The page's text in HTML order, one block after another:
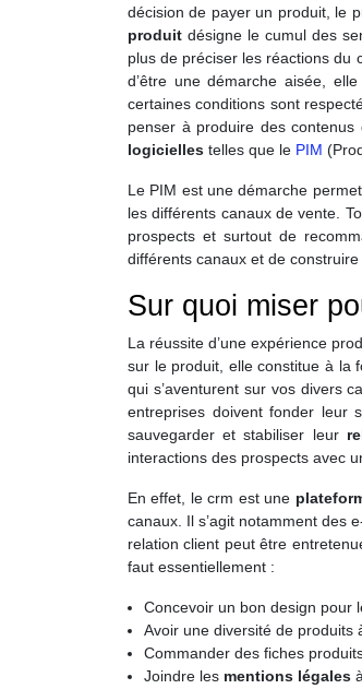
décision de payer un produit, le
produit désigne le cumul des
plus de préciser les réactions du
d’être une démarche aisée,
certaines conditions sont
penser à produire des
logicielles telles que le PIM
Le PIM est une démarche
les différents canaux de vente.
prospects et surtout de
différents canaux et de
Sur quoi miser
La réussite d’une expérience
sur le produit, elle constitue à la
qui s’aventurent sur vos divers
entreprises doivent fonder leur
sauvegarder et stabiliser leur
interactions des prospects avec
En effet, le crm est une
canaux. Il s’agit notamment des
relation client peut être
faut essentiellement :
Concevoir un bon design pour
Avoir une diversité de produits
Commander des fiches
Joindre les mentions légales